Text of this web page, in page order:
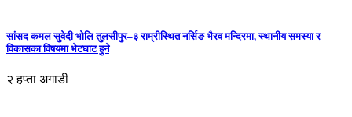
सांसद कमल सुवेदी भोलि तुलसीपुर–३ राम्रीस्थित नर्सिङ भैरव मन्दिरमा, स्थानीय समस्या र
विकासका विषयमा भेटघाट हुने
२ हप्ता अगाडी